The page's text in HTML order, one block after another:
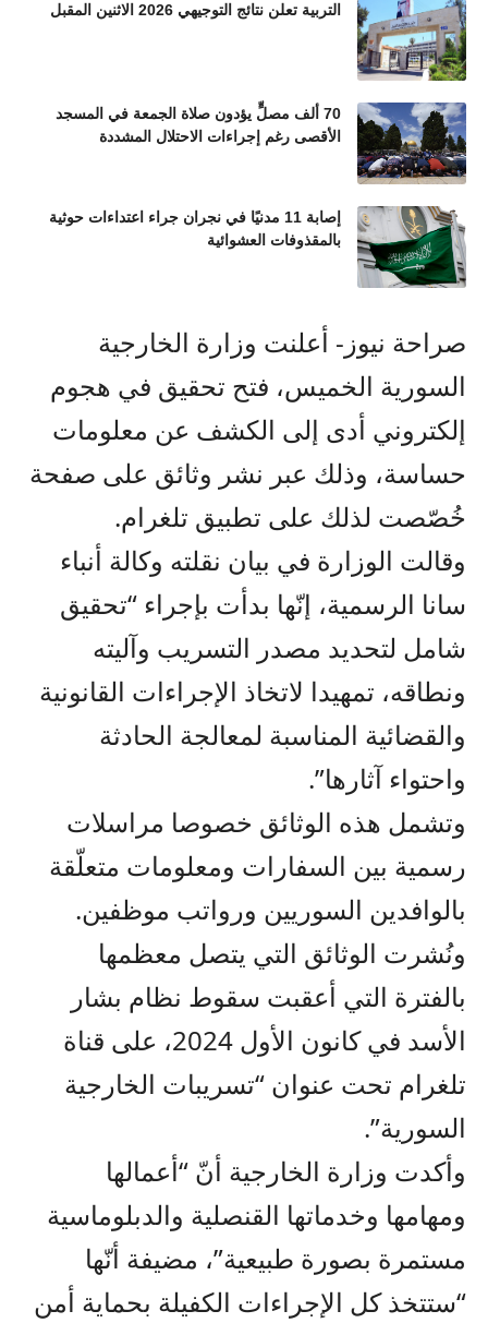
التربية تعلن نتائج التوجيهي 2026 الاثنين المقبل
70 ألف مصلٍّ يؤدون صلاة الجمعة في المسجد
الأقصى رغم إجراءات الاحتلال المشددة
إصابة 11 مدنيًا في نجران جراء اعتداءات حوثية
بالمقذوفات العشوائية
صراحة نيوز- أعلنت وزارة الخارجية
السورية الخميس، فتح تحقيق في هجوم
إلكتروني أدى إلى الكشف عن معلومات
حساسة، وذلك عبر نشر وثائق على صفحة
خُصّصت لذلك على تطبيق تلغرام.
وقالت الوزارة في بيان نقلته وكالة أنباء
سانا الرسمية، إنّها بدأت بإجراء “تحقيق
شامل لتحديد مصدر التسريب وآليته
ونطاقه، تمهيدا لاتخاذ الإجراءات القانونية
والقضائية المناسبة لمعالجة الحادثة
واحتواء آثارها”.
وتشمل هذه الوثائق خصوصا مراسلات
رسمية بين السفارات ومعلومات متعلّقة
بالوافدين السوريين ورواتب موظفين.
ونُشرت الوثائق التي يتصل معظمها
بالفترة التي أعقبت سقوط نظام بشار
الأسد في كانون الأول 2024، على قناة
تلغرام تحت عنوان “تسريبات الخارجية
السورية”.
وأكدت وزارة الخارجية أنّ “أعمالها
ومهامها وخدماتها القنصلية والدبلوماسية
مستمرة بصورة طبيعية”، مضيفة أنّها
“ستتخذ كل الإجراءات الكفيلة بحماية أمن